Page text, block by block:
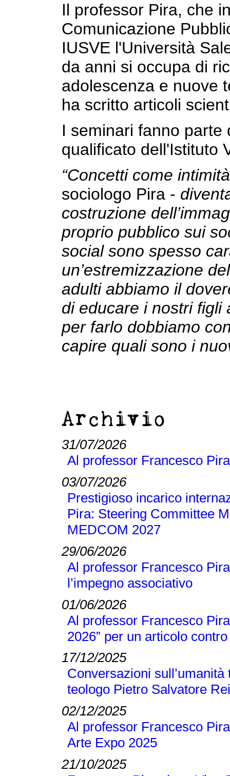
Il professor Pira, che
Comunicazione
IUSVE l'Università
da anni si occupa di
adolescenza e nuove
ha scritto articoli
I seminari fanno
qualificato dell'Istituto
“Concetti come
sociologo Pira -
costruzione
proprio pubblico sui
social sono spesso
un’estremizzazione
adulti abbiamo il
di educare i nostri figli
per farlo dobbiamo
capire quali sono i
Archivio
31/07/2026
Al professor Francesco
03/07/2026
Prestigioso incarico
Pira: Steering Committee
MEDCOM 2027
29/06/2026
Al professor Francesco
l’impegno associativo
01/06/2026
Al professor Francesco
2026” per un articolo
17/12/2025
Conversazioni
teologo Pietro Salvatore
02/12/2025
Al professor Francesco
Arte Expo 2025
21/10/2025